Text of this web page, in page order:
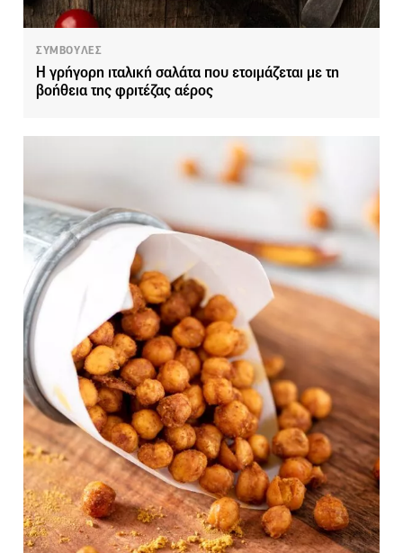
ΣΥΜΒΟΥΛΕΣ
Η γρήγορη ιταλική σαλάτα που ετοιμάζεται με τη
βοήθεια της φριτέζας αέρος